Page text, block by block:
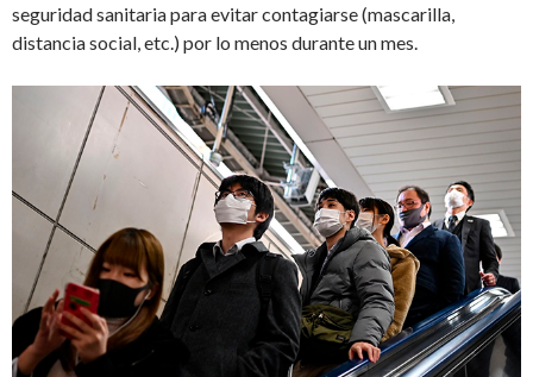
seguridad sanitaria para evitar contagiarse (mascarilla,
distancia social, etc.) por lo menos durante un mes.